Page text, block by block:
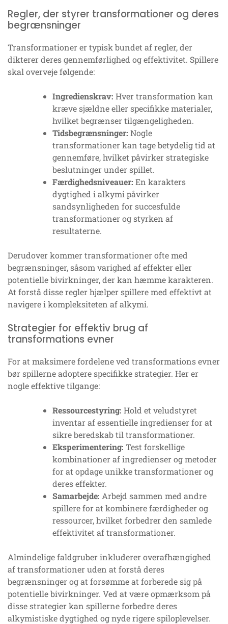
Regler, der styrer transformationer og deres
begrænsninger
Transformationer er typisk bundet af regler, der
dikterer deres gennemførlighed og effektivitet. Spillere
skal overveje følgende:
Ingredienskrav: Hver transformation kan
kræve sjældne eller specifikke materialer,
hvilket begrænser tilgængeligheden.
Tidsbegrænsninger: Nogle
transformationer kan tage betydelig tid at
gennemføre, hvilket påvirker strategiske
beslutninger under spillet.
Færdighedsniveauer: En karakters
dygtighed i alkymi påvirker
sandsynligheden for succesfulde
transformationer og styrken af
resultaterne.
Derudover kommer transformationer ofte med
begrænsninger, såsom varighed af effekter eller
potentielle bivirkninger, der kan hæmme karakteren.
At forstå disse regler hjælper spillere med effektivt at
navigere i kompleksiteten af alkymi.
Strategier for effektiv brug af
transformations evner
For at maksimere fordelene ved transformations evner
bør spillerne adoptere specifikke strategier. Her er
nogle effektive tilgange:
Ressourcestyring: Hold et veludstyret
inventar af essentielle ingredienser for at
sikre beredskab til transformationer.
Eksperimentering: Test forskellige
kombinationer af ingredienser og metoder
for at opdage unikke transformationer og
deres effekter.
Samarbejde: Arbejd sammen med andre
spillere for at kombinere færdigheder og
ressourcer, hvilket forbedrer den samlede
effektivitet af transformationer.
Almindelige faldgruber inkluderer overafhængighed
af transformationer uden at forstå deres
begrænsninger og at forsømme at forberede sig på
potentielle bivirkninger. Ved at være opmærksom på
disse strategier kan spillerne forbedre deres
alkymistiske dygtighed og nyde rigere spiloplevelser.